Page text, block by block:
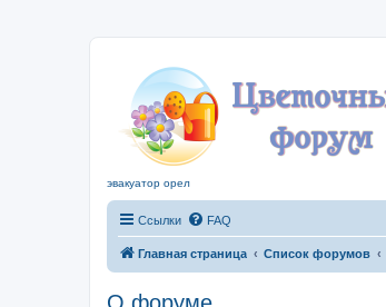
эвакуатор орел
Ссылки FAQ
Главная страница Список форумов